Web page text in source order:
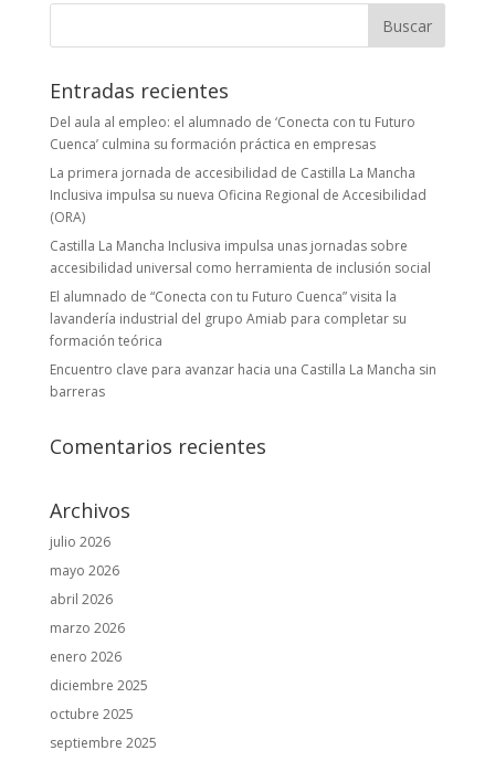
Buscar:
Entradas recientes
Del aula al empleo: el alumnado de ‘Conecta con tu Futuro
Cuenca’ culmina su formación práctica en empresas
La primera jornada de accesibilidad de Castilla La Mancha
Inclusiva impulsa su nueva Oficina Regional de Accesibilidad
(ORA)
Castilla La Mancha Inclusiva impulsa unas jornadas sobre
accesibilidad universal como herramienta de inclusión social
El alumnado de “Conecta con tu Futuro Cuenca” visita la
lavandería industrial del grupo Amiab para completar su
formación teórica
Encuentro clave para avanzar hacia una Castilla La Mancha sin
barreras
Comentarios recientes
Archivos
julio 2026
mayo 2026
abril 2026
marzo 2026
enero 2026
diciembre 2025
octubre 2025
septiembre 2025